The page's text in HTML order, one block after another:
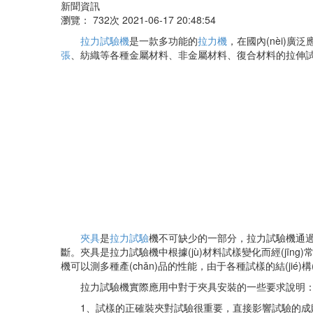
新聞資訊
瀏覽： 732次 2021-06-17 20:48:54
拉力試驗機是一款多功能的拉力機 ，在國內(nèi)廣
張、紡織等各種金屬材料、非金屬材料、復合材料的拉
夾具是拉力試驗機不可缺少的一部分，拉力試驗機通
斷。夾具是拉力試驗機中根據(jù)材料試樣變化而經(jīng)
機可以測多種產(chǎn)品的性能，由于各種試樣的結(jié)
拉力試驗機實際應用中對于夾具安裝的一些要求說明
1、試樣的正確裝夾對試驗很重要，直接影響試驗的